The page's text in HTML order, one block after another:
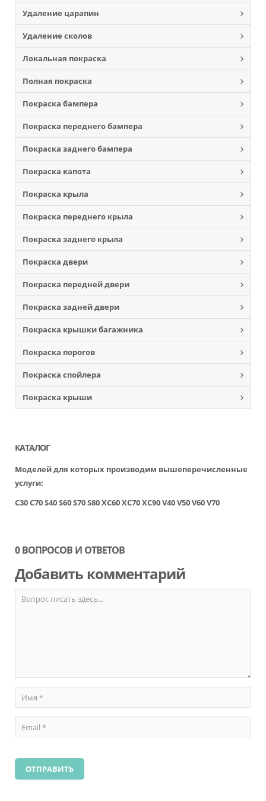
Удаление царапин
Удаление сколов
Локальная покраска
Полная покраска
Покраска бампера
Покраска переднего бампера
Покраска заднего бампера
Покраска капота
Покраска крыла
Покраска переднего крыла
Покраска заднего крыла
Покраска двери
Покраска передней двери
Покраска задней двери
Покраска крышки багажника
Покраска порогов
Покраска спойлера
Покраска крыши
КАТАЛОГ
Моделей для которых производим вышеперечисленные
услуги:
C30C70S40S60S70S80XC60XC70XC90V40V50V60V70
0 ВОПРОСОВ И ОТВЕТОВ
Добавить комментарий